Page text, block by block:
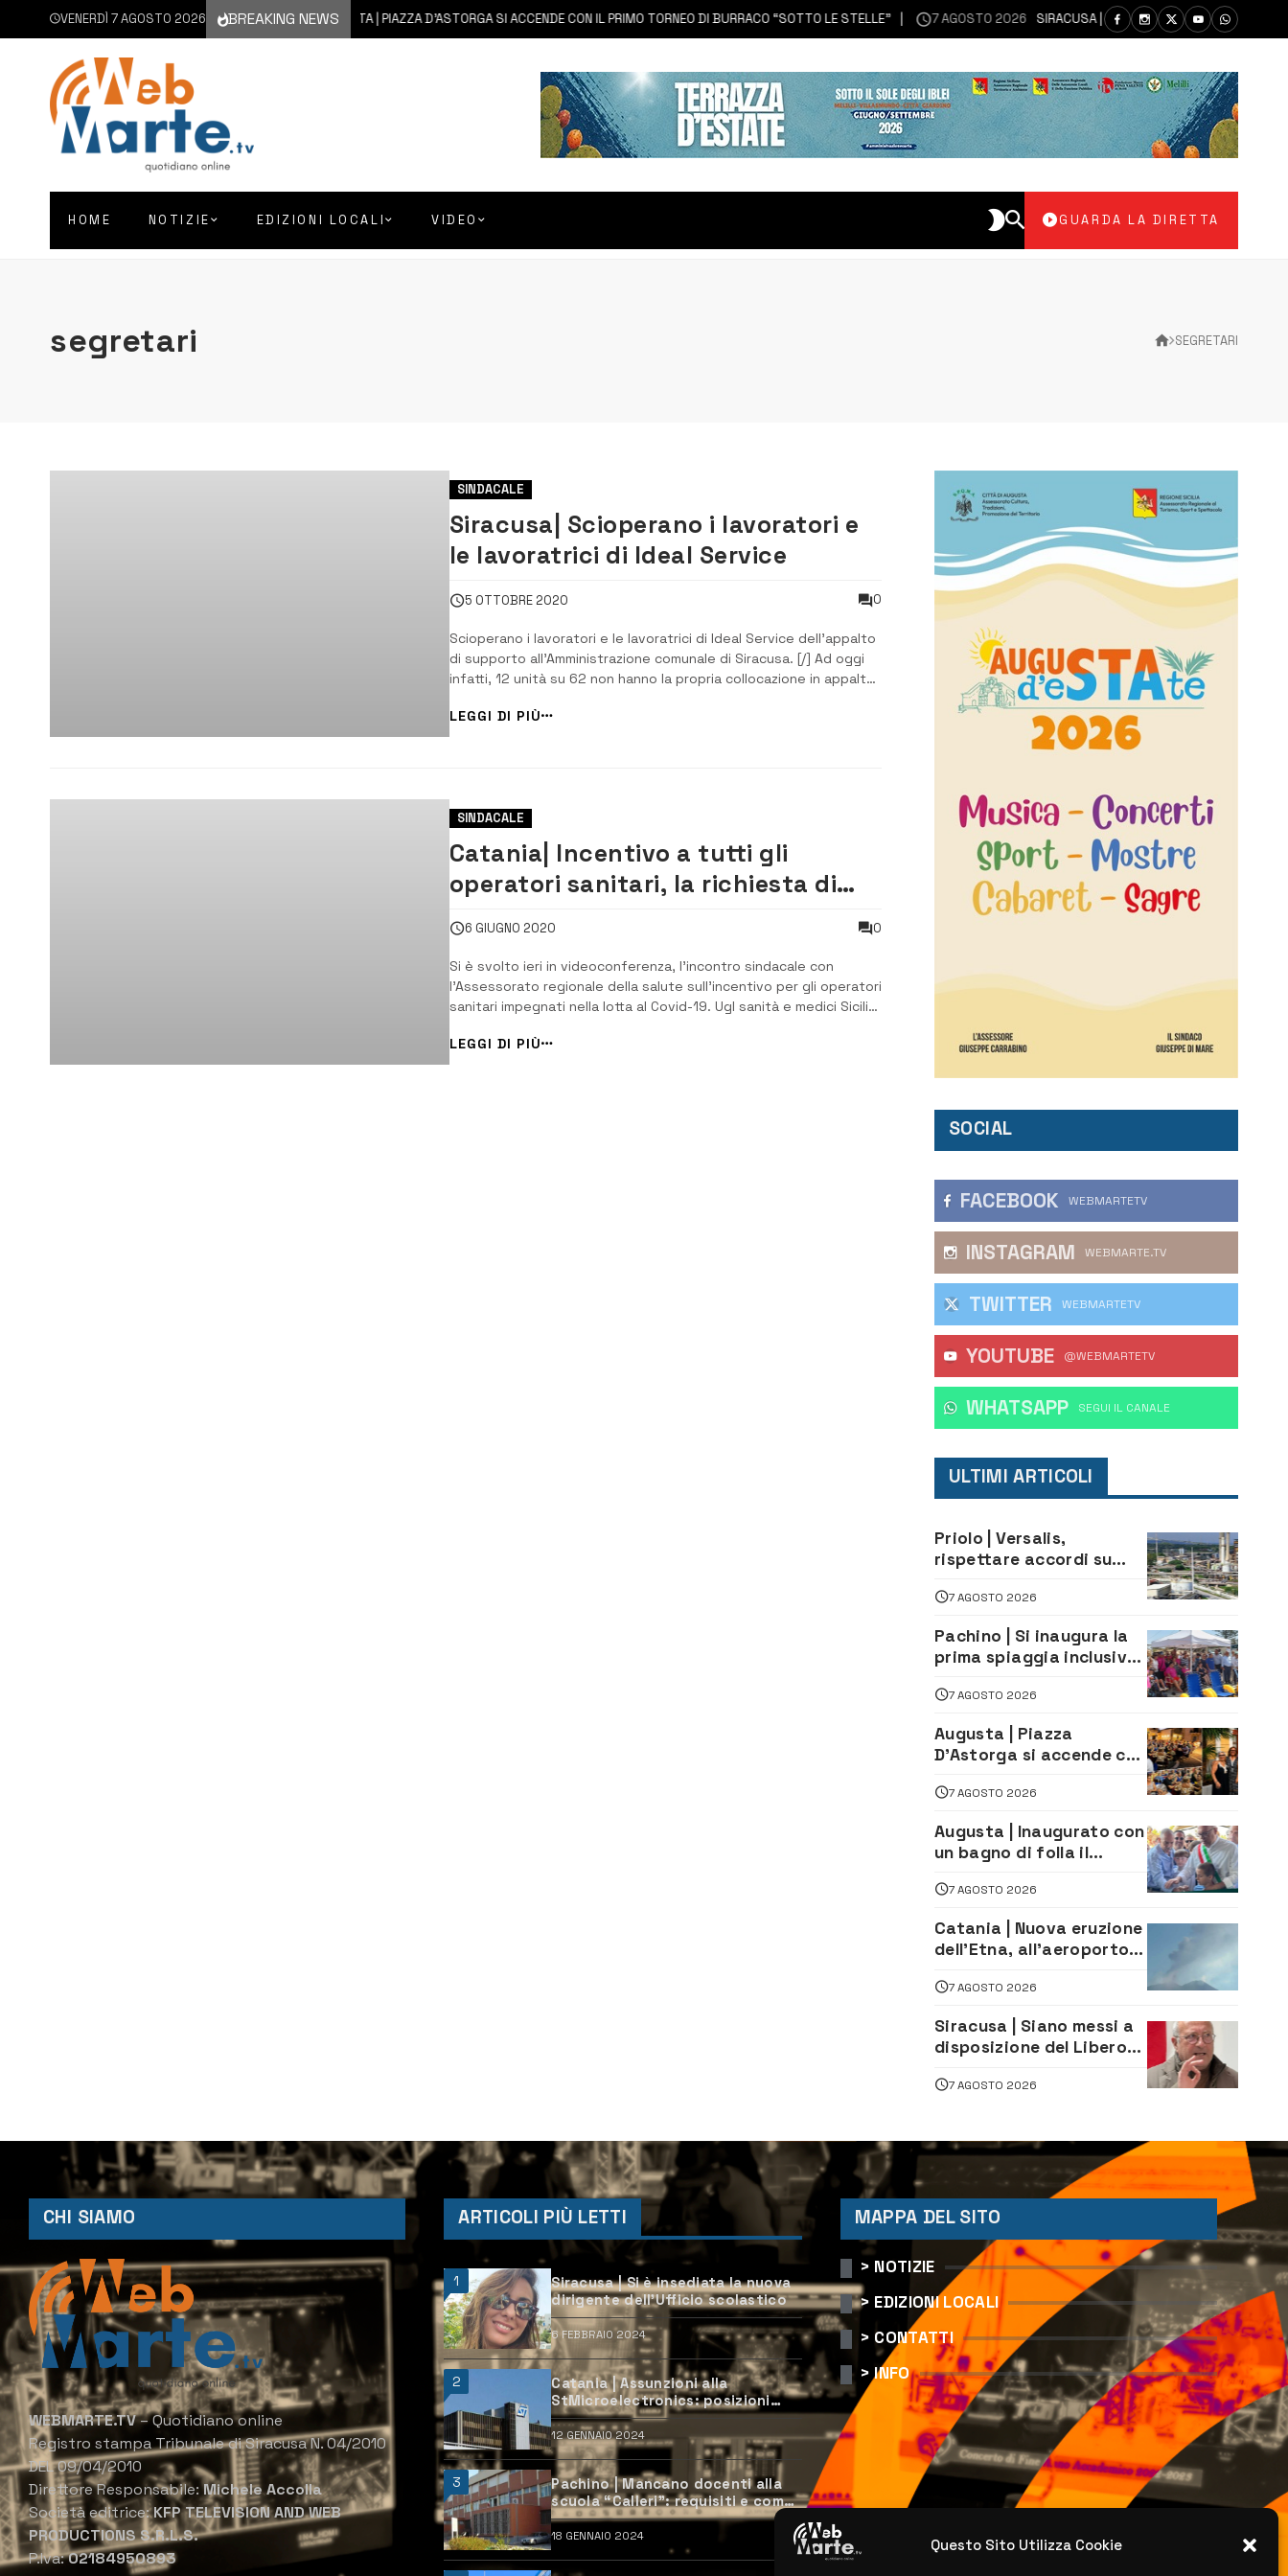
Questo Sito Utilizza Cookie
VENERDÌ 7 AGOSTO 2026 BREAKING NEWS
7 AGOSTO 2026 AUGUSTA | PIAZZA D’ASTORGA SI ACCENDE CON IL PRIMO TORNEO DI BURRACO “SOTTO LE STELLE” 7 AGOSTO 2026 SIRACUSA | SIANO MESSI A DISPOSIZIONE DEL
HOME NOTIZIE EDIZIONI LOCALI VIDEO GUARDA LA DIRETTA
SEGRETARI
segretari
SINDACALE
Siracusa| Scioperano i lavoratori e
le lavoratrici di Ideal Service
5 OTTOBRE 2020 0
Scioperano i lavoratori e le lavoratrici di Ideal Service dell’appalto
di supporto all’Amministrazione comunale di Siracusa. [/] Ad oggi
infatti, 12 unità su 62 non hanno la propria collocazione in appalto
in diversi capitolati. Al fianco dei lavoratori, i segretari UILTU...
LEGGI DI PIÙ
SINDACALE
Catania| Incentivo a tutti gli
operatori sanitari, la richiesta di
Ugl all’Assessore Razza
6 GIUGNO 2020 0
Si è svolto ieri in videoconferenza, l’incontro sindacale con
l’Assessorato regionale della salute sull’incentivo per gli operatori
sanitari impegnati nella lotta al Covid-19. Ugl sanità e medici Sicilia:
lavoratori del sistema sanitario regionale” [/] P...
LEGGI DI PIÙ
SOCIAL
FACEBOOK WEBMARTETV
INSTAGRAM WEBMARTE.TV
TWITTER WEBMARTETV
YOUTUBE @WEBMARTETV
WHATSAPP ‎SEGUI IL CANALE
ULTIMI ARTICOLI
Priolo | Versalis,
rispettare accordi su
lavoro. Il sindaco scrive
alla società
7 AGOSTO 2026
Pachino | Si inaugura la
prima spiaggia inclusiva
assistenza e prevenzione
aperte a tutti
7 AGOSTO 2026
Augusta | Piazza
D’Astorga si accende con
Burraco “Sotto le Stelle”
7 AGOSTO 2026
Augusta | Inaugurato con
un bagno di folla il
Moro
7 AGOSTO 2026
Catania | Nuova eruzione
dell’Etna, all’aeroporto
dirottati
7 AGOSTO 2026
Siracusa | Siano messi a
disposizione del Libero
relativi alla
7 AGOSTO 2026
CHI SIAMO
WEBMARTE.TV– Quotidiano online
Registro stampa Tribunale di Siracusa N. 04/2010
DEL 09/04/2010
Direttore Responsabile:Michele Accolla
Società editrice:KFP TELEVISION AND WEB
PRODUCTIONS S.R.L.S.
P.Iva:02184950893
ARTICOLI PIÙ LETTI
1
Siracusa | Si è insediata la nuova
dirigente dell’Ufficio scolastico
6 FEBBRAIO 2024
2
Catania | Assunzioni alla
StMicroelectronics: posizioni
aperte e come candidarsi
12 GENNAIO 2024
3
Pachino | Mancano docenti alla
scuola “Calleri”: requisiti e come
candidarsi
18 GENNAIO 2024
MAPPA DEL SITO
> NOTIZIE
> EDIZIONI LOCALI
> CONTATTI
> INFO